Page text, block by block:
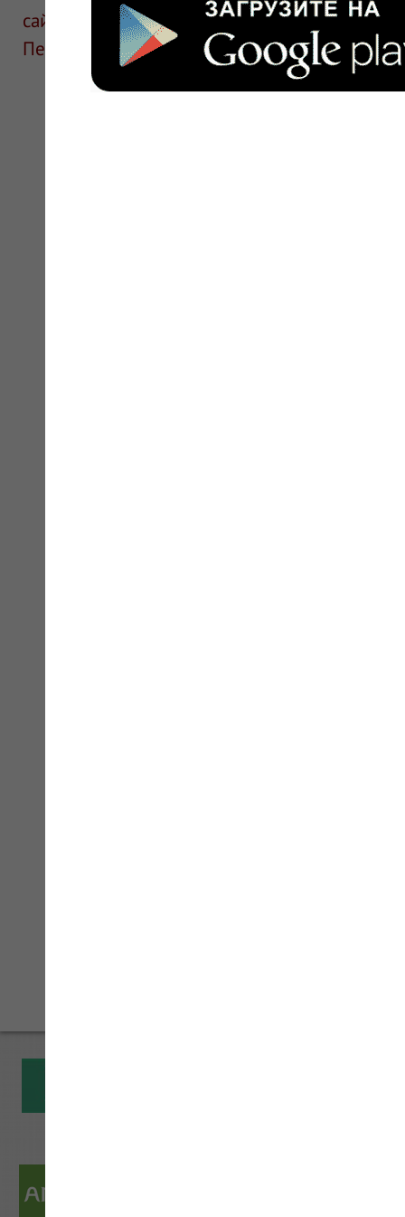
сайте для ознакомления и не является
Перед применением необходима